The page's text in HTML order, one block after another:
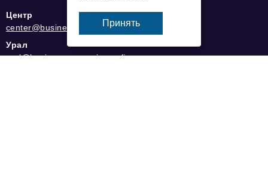
Центр
center@business-magazine.online
Урал
ural@business-magazine.online
Принять